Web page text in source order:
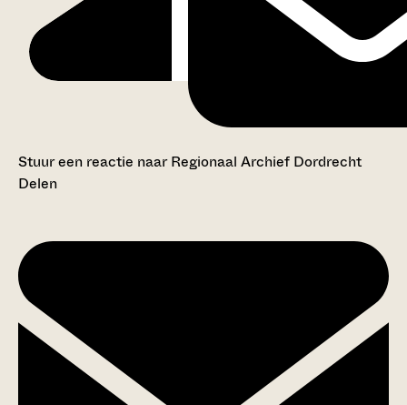
Stuur een reactie naar Regionaal Archief Dordrecht
Delen